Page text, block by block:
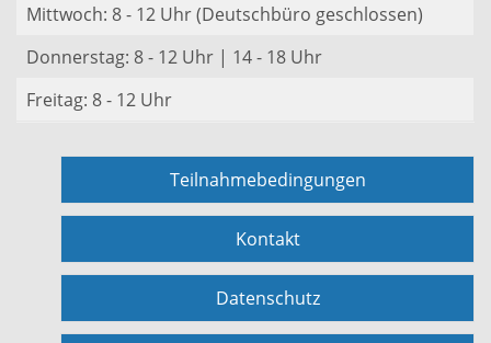
Mittwoch: 8 - 12 Uhr (Deutschbüro geschlossen)
Donnerstag: 8 - 12 Uhr | 14 - 18 Uhr
Freitag: 8 - 12 Uhr
Teilnahmebedingungen
Kontakt
Datenschutz